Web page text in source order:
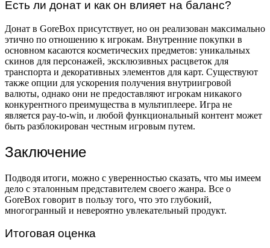
Есть ли донат и как он влияет на баланс?
Донат в GoreBox присутствует, но он реализован максимально
этично по отношению к игрокам. Внутренние покупки в
основном касаются косметических предметов: уникальных
скинов для персонажей, эксклюзивных расцветок для
транспорта и декоративных элементов для карт. Существуют
также опции для ускорения получения внутриигровой
валюты, однако они не предоставляют игрокам никакого
конкурентного преимущества в мультиплеере. Игра не
является pay-to-win, и любой функциональный контент может
быть разблокирован честным игровым путем.
Заключение
Подводя итоги, можно с уверенностью сказать, что мы имеем
дело с эталонным представителем своего жанра. Все о
GoreBox говорит в пользу того, что это глубокий,
многогранный и невероятно увлекательный продукт.
Итоговая оценка